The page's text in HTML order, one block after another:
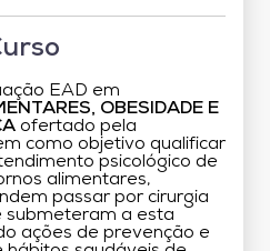
EAD em
OBESIDADE E
ofertado pela
como objetivo qualificar
psicológico de
alimentares,
passar por cirurgia
submeteram a esta
ações de prevenção e